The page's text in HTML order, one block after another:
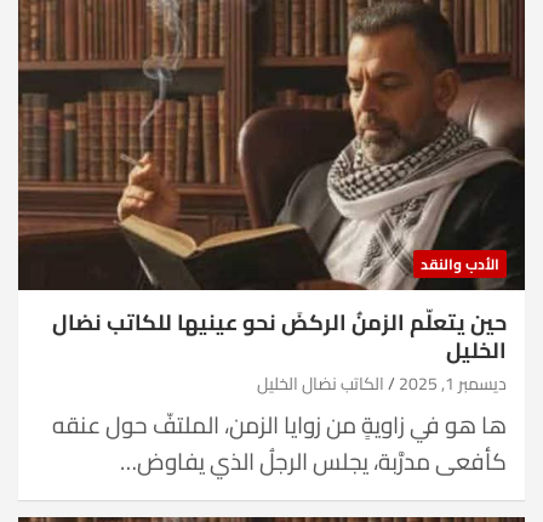
الأدب والنقد
حين يتعلّم الزمنُ الركضَ نحو عينيها للكاتب نضال
الخليل
ديسمبر 1, 2025 الكاتب نضال الخليل
ها هو في زاويةٍ من زوايا الزمن، الملتفّ حول عنقه
كأفعى مدرَّبة، يجلس الرجلُ الذي يفاوض…